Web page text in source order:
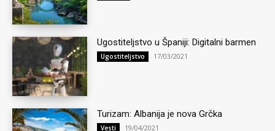
Ugostiteljstvo u Španiji: Digitalni barmen
Ugostiteljstvo 17/03/2021
Turizam: Albanija je nova Grčka
Vesti 19/04/2021